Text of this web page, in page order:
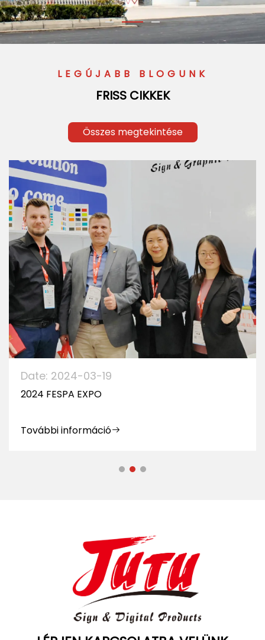
LEGÚJABB BLOGUNK
FRISS CIKKEK
Összes megtekintése
Date: 2024-03-19
2024 FESPA EXPO
További információ